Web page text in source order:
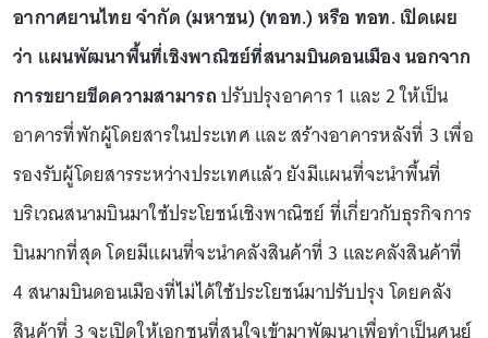
อากาศยานไทย จำกัด (มหาชน) (ทอท.) หรือ ทอท. เปิดเผย
ว่า แผนพัฒนาพื้นที่เชิงพาณิชย์ที่สนามบินดอนเมือง นอกจาก
การขยายขีดความสามารถปรับปรุงอาคาร 1 และ 2 ให้เป็น
อาคารที่พักผู้โดยสารในประเทศ และ สร้างอาคารหลังที่ 3 เพื่อ
รองรับผู้โดยสารระหว่างประเทศแล้ว ยังมีแผนที่จะนำพื้นที่
บริเวณสนามบินมาใช้ประโยชน์เชิงพาณิชย์ ที่เกี่ยวกับธุรกิจการ
บินมากที่สุด โดยมีแผนที่จะนำคลังสินค้าที่ 3 และคลังสินค้าที่
4 สนามบินดอนเมืองที่ไม่ได้ใช้ประโยชน์มาปรับปรุง โดยคลัง
สินค้าที่ 3 จะเปิดให้เอกชนที่สนใจเข้ามาพัฒนาเพื่อทำเป็นศูนย์